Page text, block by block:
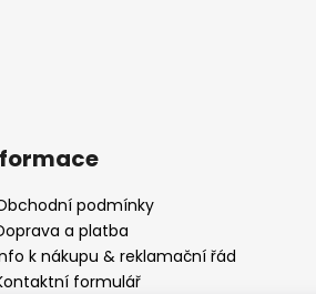
podmínky
a platba
k nákupu & reklamační řád
formulář